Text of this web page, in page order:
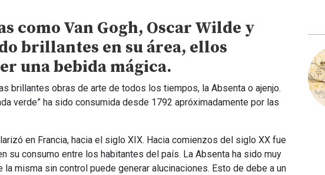
como Van Gogh, Oscar Wilde y
brillantes en su área, ellos
una bebida mágica.
brillantes obras de arte de todos los tiempos, la Absenta o ajenjo.
verde” ha sido consumida desde 1792 apróximadamente por las
en Francia, hacia el siglo XIX. Hacia comienzos del siglo XX fue
su consumo entre los habitantes del país. La Absenta ha sido muy
misma sin control puede generar alucinaciones. Esto de debe a un